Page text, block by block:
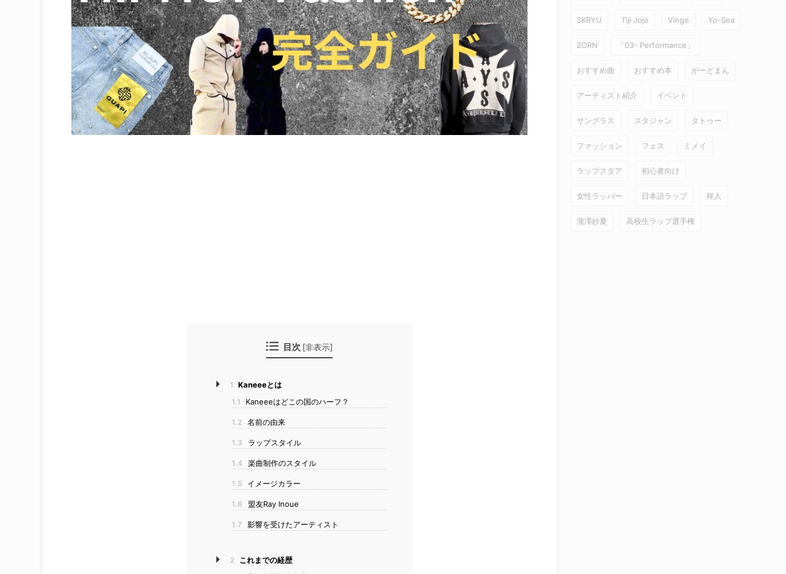
目次 [非表示]
1 Kaneeeとは
1.1
Kaneeeはどこの国のハーフ？
1.2 名前の由来
1.3 ラップスタイル
1.4 楽曲制作のスタイル
1.5 イメージカラー
1.6 盟友Ray Inoue
1.7 影響を受けたアーティスト
2
これまでの経歴
SKRYU Tiji Jojo Vingo Yo-Sea
ZORN 「03- Performance」
おすすめ曲 おすすめ本 がーどまん
アーティスト紹介 イベント
サングラス スタジャン タトゥー
ファッション フェス ミメイ
ラップスタア 初心者向け
女性ラッパー 日本語ラップ 柊人
瀧澤紗夏 高校生ラップ選手権